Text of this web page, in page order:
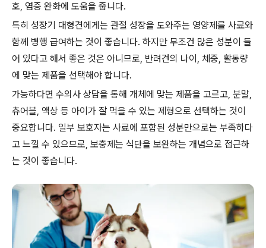
호, 염증 완화에 도움을 줍니다.
특히 성장기 대형견에게는 관절 성장을 도와주는 영양제를 사료와
함께 병행 급여하는 것이 좋습니다. 하지만 무조건 많은 성분이 들
어 있다고 해서 좋은 것은 아니므로, 반려견의 나이, 체중, 활동량
에 맞는 제품을 선택해야 합니다.
가능하다면 수의사 상담을 통해 개체에 맞는 제품을 고르고, 분말,
츄어블, 액상 등 아이가 잘 먹을 수 있는 제형으로 선택하는 것이
중요합니다. 일부 보호자는 사료에 포함된 성분만으로는 부족하다
고 느낄 수 있으므로, 보충제는 식단을 보완하는 개념으로 접근하
는 것이 좋습니다.